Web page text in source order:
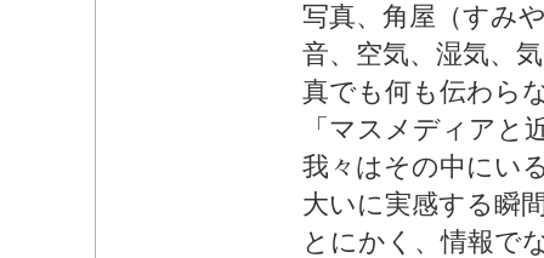
写真、角屋（すみ
音、空気、湿気
真でも何も伝わら
「マスメディアと
我々はその中にい
大いに実感する瞬
とにかく、情報で